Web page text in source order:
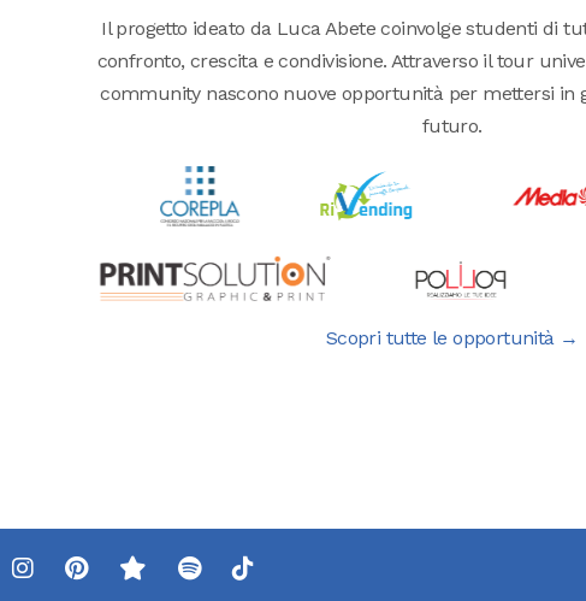
Il progetto ideato da Luca Abete coinvolge studenti di
confronto, crescita e condivisione. Attraverso il tour
community nascono nuove opportunità per mettersi in
futuro.
Scopri tutte le opportunità →